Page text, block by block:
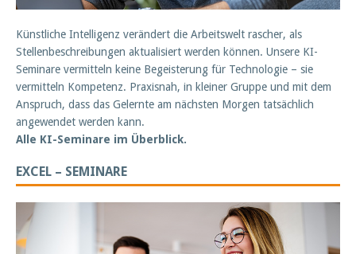
Künstliche Intelligenz verändert die Arbeitswelt rascher, als
Stellenbeschreibungen aktualisiert werden können. Unsere KI-
Seminare vermitteln keine Begeisterung für Technologie – sie
vermitteln Kompetenz. Praxisnah, in kleiner Gruppe und mit dem
Anspruch, dass das Gelernte am nächsten Morgen tatsächlich
angewendet werden kann.
Alle KI-Seminare im Überblick.
EXCEL – SEMINARE